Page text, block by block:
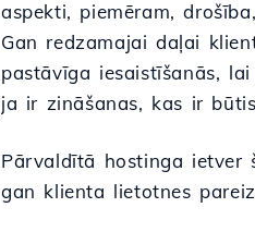
aspekti, piemēram,
Gan redzamajai daļai
pastāvīga iesaistīšanās,
ja ir zināšanas, kas ir
Pārvaldītā hostinga ietver
gan klienta lietotnes